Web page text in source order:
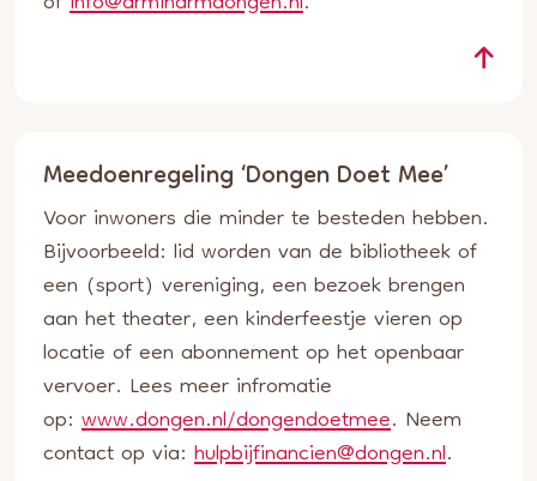
Meedoenregeling ‘Dongen Doet Mee’
Voor inwoners die minder te besteden hebben.
Bijvoorbeeld: lid worden van de bibliotheek of
een (sport) vereniging, een bezoek brengen
aan het theater, een kinderfeestje vieren op
locatie of een abonnement op het openbaar
vervoer. Lees meer infromatie
op:www.dongen.nl/dongendoetmee. Neem
contact op via:hulpbijfinancien@dongen.nl.